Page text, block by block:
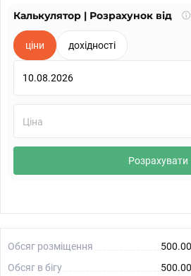
Калькулятор | Розрахунок від
Що
ціни дохідності
Ціна
Розрахувати
Обсяг розміщення
Обсяг в бігу